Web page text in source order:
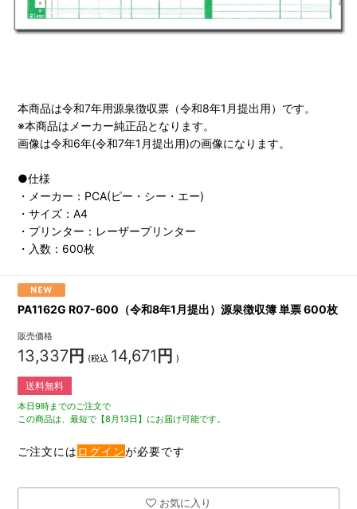
本商品は令和7年用源泉徴収票（令和8年1月提出用）です。
※本商品はメーカー純正品となります。
画像は令和6年(令和7年1月提出用)の画像になります。
●仕様
・メーカー：PCA(ピー・シー・エー)
・サイズ：A4
・プリンター：レーザープリンター
・入数：600枚
PA1162G R07-600（令和8年1月提出）源泉徴収簿 単票 600枚
販売価格
13,337円 (税込 14,671 円 )
送料無料
本日9時までのご注文で
この商品は、最短で【8月13日】にお届け可能です。
ご注文には ログインが必要です
お気に入り